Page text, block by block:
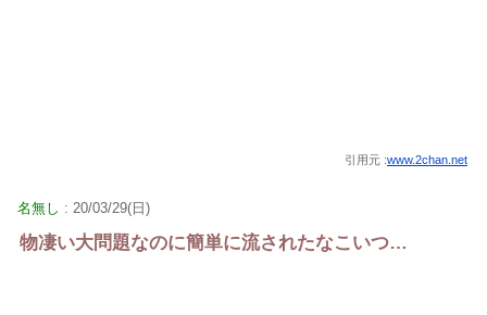
引用元 :www.2chan.net
名無し : 20/03/29(日)
物凄い大問題なのに簡単に流されたなこいつ…